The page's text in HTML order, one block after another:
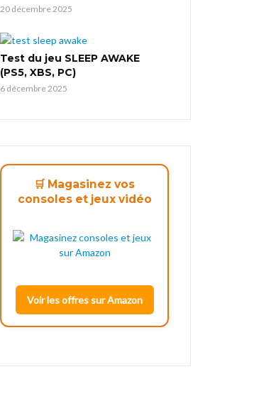
20 décembre 2025
Test du jeu SLEEP AWAKE
(PS5, XBS, PC)
6 décembre 2025
🛒 Magasinez vos
consoles et jeux vidéo
Voir les offres sur Amazon